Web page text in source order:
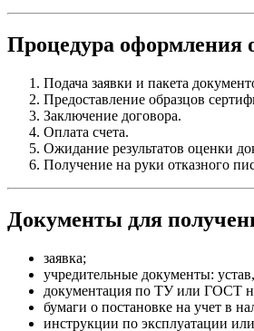
Процедура оформления
Подача заявки и пакета
Предоставление образцов
Заключение договора.
Оплата счета.
Ожидание результатов оценки
Получение на руки отказного
Документы для
заявка;
учредительные документы:
документация по ТУ или ГОСТ
бумаги о постановке на учет в
инструкции по эксплуатации